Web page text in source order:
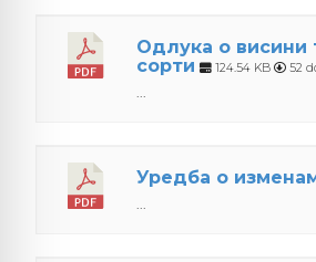
Одлука о
сорти
124.54 KB 52
Уредба о